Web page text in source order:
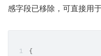
感字段已移除，可直接用
{